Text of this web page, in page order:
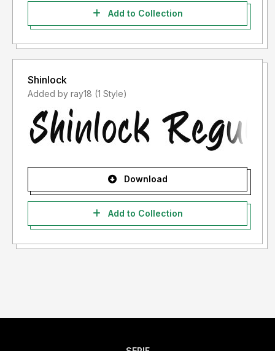
Add to Collection
Shinlock
Added by ray18 (1 Style)
Download
Add to Collection